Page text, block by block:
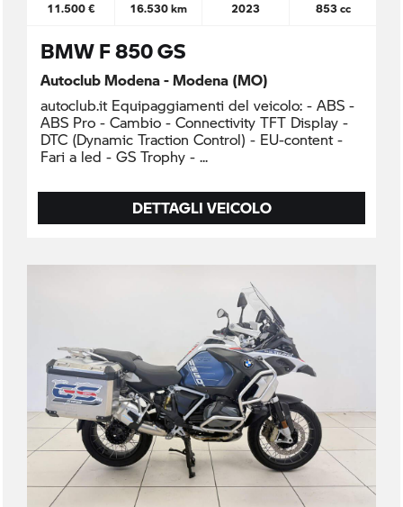
11.500 € 16.530 km 2023 853 cc
BMW F 850 GS
Autoclub Modena - Modena (MO)
autoclub.it Equipaggiamenti del veicolo: - ABS -
ABS Pro - Cambio - Connectivity TFT Display -
DTC (Dynamic Traction Control) - EU-content -
Fari a led - GS Trophy -
DETTAGLI VEICOLO